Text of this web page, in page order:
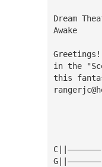
Dream
Awake
in the
this